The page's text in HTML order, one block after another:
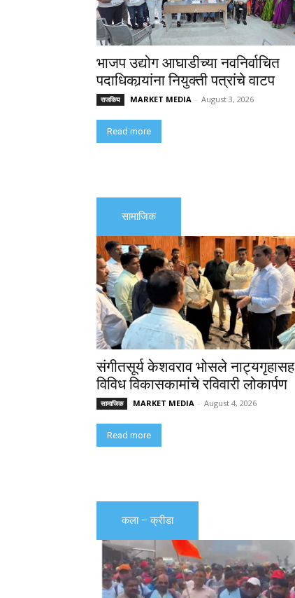
भाजप उद्योग आघाडीच्या नवनिर्वाचित
पदाधिकार्‍यांना नियुक्ती पत्रांचे वाटप
राजकिय MARKET MEDIA - August 3, 2026
Read more
सामाजिक
संगीतसूर्य केशवराव भोसले नाट्यगृहासह
विविध विकासकामांचे रविवारी लोकार्पण
सामाजिक MARKET MEDIA - August 4, 2026
Read more
कला – क्रीडा